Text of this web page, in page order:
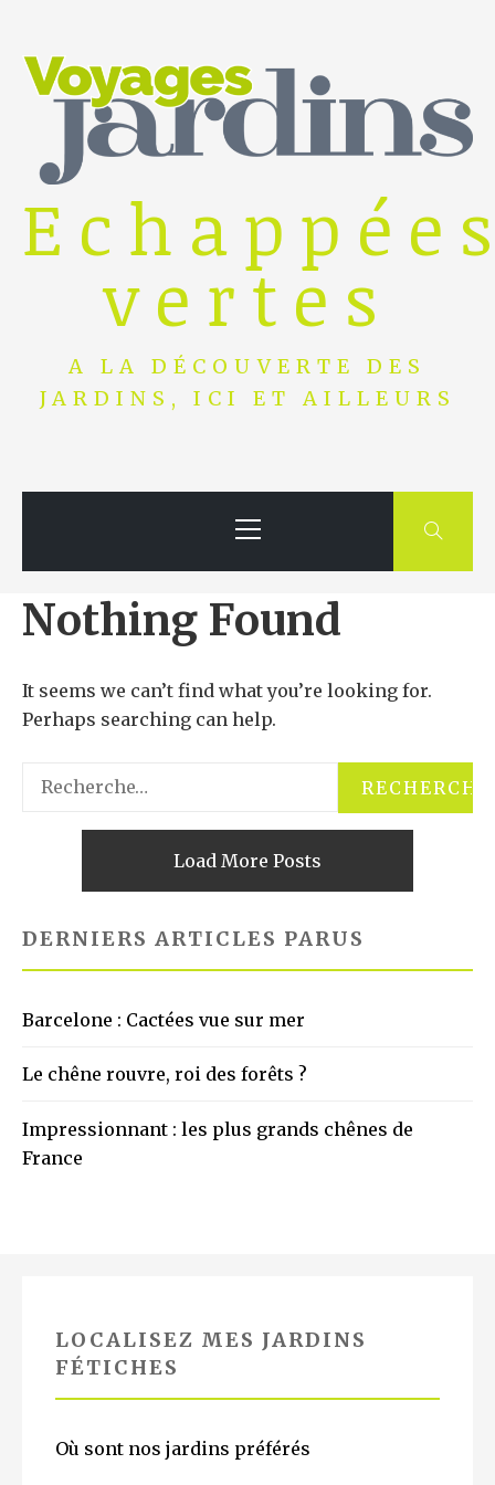
content
vertes
A LA DÉCOUVERTE DES
JARDINS, ICI ET AILLEURS
Menu
Nothing Found
It seems we can’t find what you’re looking for.
Perhaps searching can help.
Rechercher :
Load More Posts
DERNIERS ARTICLES PARUS
Barcelone : Cactées vue sur mer
Le chêne rouvre, roi des forêts ?
Impressionnant : les plus grands chênes de
France
LOCALISEZ MES JARDINS
FÉTICHES
Où sont nos jardins préférés